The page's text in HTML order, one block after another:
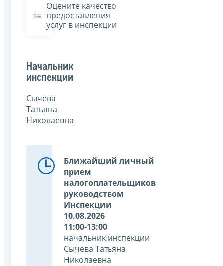
Оцените качество
предоставления
услуг в инспекции
Начальник
инспекции
Сычева
Татьяна
Николаевна
Ближайший личный
прием
налогоплательщиков
руководством
Инспекции
10.08.2026
11:00-13:00
начальник инспекции
Сычева Татьяна
Николаевна